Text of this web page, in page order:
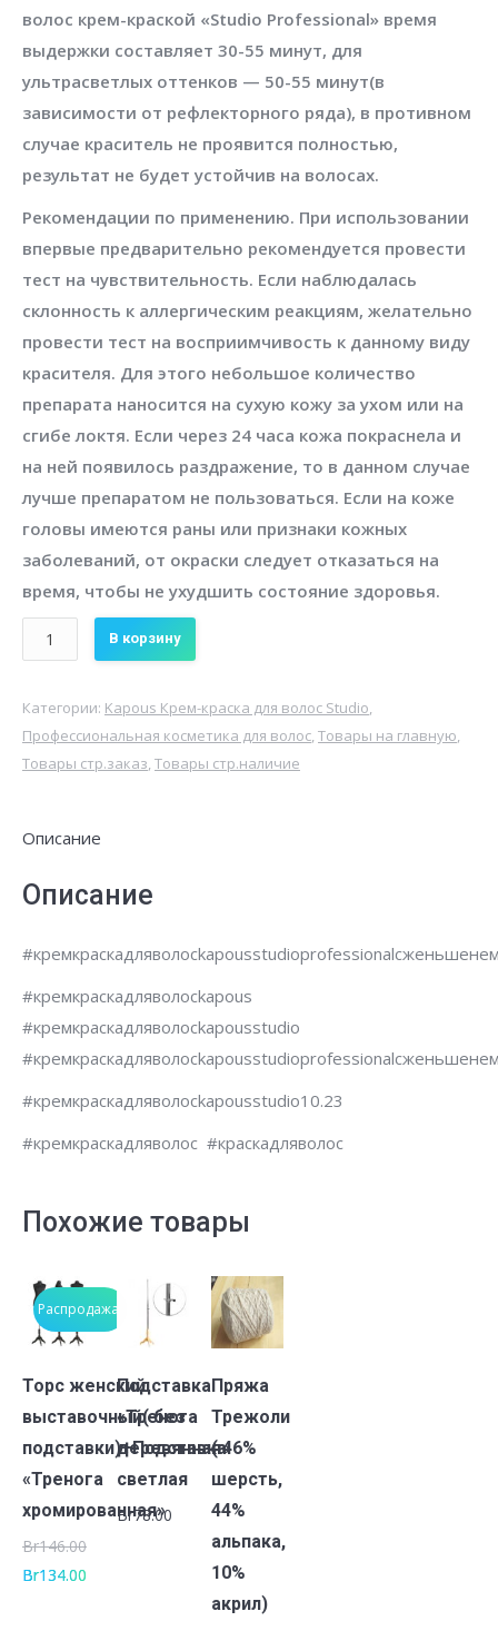
волос крем-краской «Studio Professional» время
выдержки составляет 30-55 минут, для
ультрасветлых оттенков — 50-55 минут(в
зависимости от рефлекторного ряда), в противном
случае краситель не проявится полностью,
результат не будет устойчив на волосах.
Рекомендации по применению. При использовании
впервые предварительно рекомендуется провести
тест на чувствительность. Если наблюдалась
склонность к аллергическим реакциям, желательно
провести тест на восприимчивость к данному виду
красителя. Для этого небольшое количество
препарата наносится на сухую кожу за ухом или на
сгибе локтя. Если через 24 часа кожа покраснела и
на ней появилось раздражение, то в данном случае
лучше препаратом не пользоваться. Если на коже
головы имеются раны или признаки кожных
заболеваний, от окраски следует отказаться на
время, чтобы не ухудшить состояние здоровья.
Количество
Крем-
для
волос
Professional
с
и
протеинами
10.23(Бежевый
Перламутровый
Платиновый
В корзину
Категории: Kapous Крем-краска для волос Studio,
Профессиональная косметика для волос, Товары на главную,
Товары стр.заказ, Товары стр.наличие
Описание
Описание
#кремкраскадляволосkapous
#кремкраскадляволосkapousstudio
#кремкраскадляволосkapousstudio10.23
#кремкраскадляволос #краскадляволос
Похожие товары
Распродажа!
корзину
Торс женский
выставочный( без
подставки)+Подставка
«Тренога
хромированная»
Br146.00
Br134.00
корзину
Подставка
«Тренога
деревянная»
светлая
Br78.00
корзину
Пряжа
Трежоли
( 46%
шерсть,
44%
альпака,
10%
акрил)